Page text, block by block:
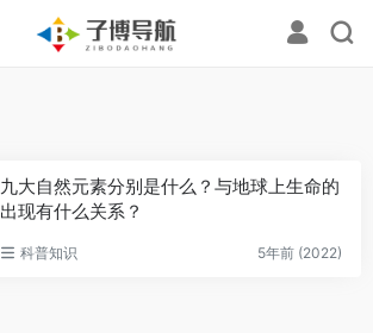
九大自然元素分别是什么？与地球上生命的
出现有什么关系？
科普知识 5年前 (2022)